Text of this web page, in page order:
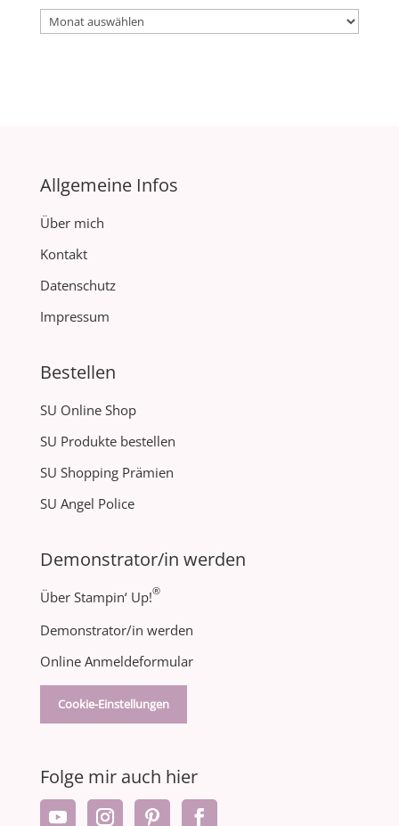
Archiv
Allgemeine Infos
Über mich
Kontakt
Datenschutz
Impressum
Bestellen
SU Online Shop
SU Produkte bestellen
SU Shopping Prämien
SU Angel Police
Demonstrator/in werden
Über Stampin‘ Up!®
Demonstrator/in werden
Online Anmeldeformular
Cookie-Einstellungen
Folge mir auch hier